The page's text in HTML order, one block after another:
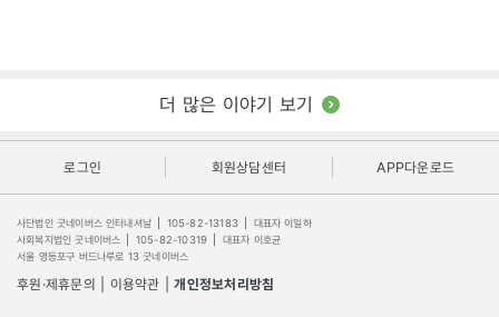
더 많은 이야기 보기
로그인 회원상담센터 APP다운로드
사단법인 굿네이버스 인터내셔날 105-82-13183
대표자 이일하
사회복지법인 굿네이버스
105-82-10319
대표자 이호균
서울 영등포구 버드나루로 13 굿네이버스
후원·제휴문의 이용약관 개인정보처리방침